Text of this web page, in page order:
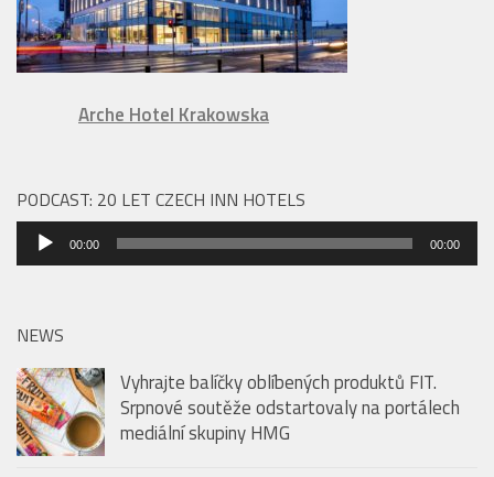
Arche Hotel Krakowska
PODCAST: 20 LET CZECH INN HOTELS
Audio
přehrávač
00:00 00:00
NEWS
Vyhrajte balíčky oblíbených produktů FIT.
Srpnové soutěže odstartovaly na portálech
mediální skupiny HMG